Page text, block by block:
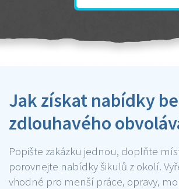
Jak získat nabídky
zdlouhavého
Popište zakázku jednou, doplňte
porovnejte nabídky šikulů z okolí.
vhodné pro menší práce, opravy,